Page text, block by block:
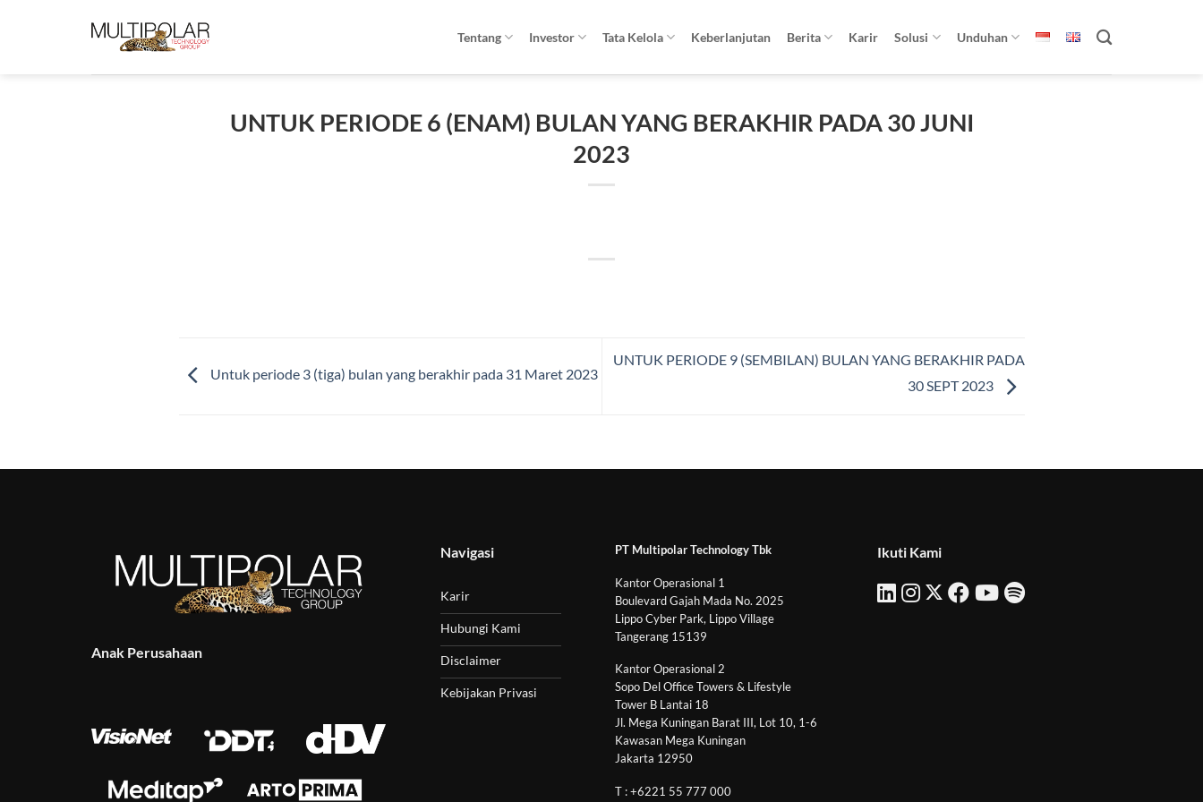
Tentang Investor Tata Kelola Keberlanjutan Berita Karir Solusi Unduhan
UNTUK PERIODE 6 (ENAM) BULAN YANG BERAKHIR PADA 30 JUNI
2023
Untuk periode 3 (tiga) bulan yang berakhir pada 31 Maret 2023
UNTUK PERIODE 9 (SEMBILAN) BULAN YANG BERAKHIR PADA
30 SEPT 2023
Anak Perusahaan
Navigasi
Karir
Hubungi Kami
Disclaimer
Kebijakan Privasi
PT Multipolar Technology Tbk
Kantor Operasional 1
Boulevard Gajah Mada No. 2025
Lippo Cyber Park, Lippo Village
Tangerang 15139
Kantor Operasional 2
Sopo Del Office Towers & Lifestyle
Tower B Lantai 18
Jl. Mega Kuningan Barat III, Lot 10, 1-6
Kawasan Mega Kuningan
Jakarta 12950
T : +6221 55 777 000
Ikuti Kami